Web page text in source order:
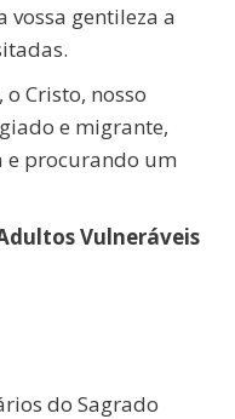
vossa gentileza a
o Cristo, nosso
e migrante,
e procurando um
Vulneráveis
do Sagrado